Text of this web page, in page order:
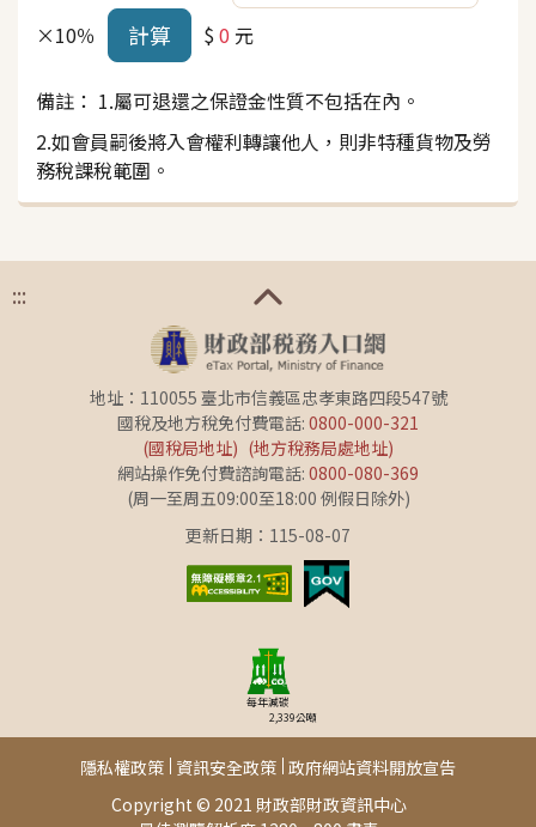
×10％
計算 $0 元
備註： 1.屬可退還之保證金性質不包括在內。
2.如會員嗣後將入會權利轉讓他人，則非特種貨物及勞
務稅課稅範圍。
:::
地址：110055 臺北市信義區忠孝東路四段547號
國稅及地方稅免付費電話: 0800-000-321
(國稅局地址) (地方稅務局處地址)
網站操作免付費諮詢電話: 0800-080-369
(周一至周五09:00至18:00 例假日除外)
更新日期：115-08-07
每年減碳
2,339公噸
Copyright © 2021 財政部財政資訊中心
隱私權政策 資訊安全政策 政府網站資料開放宣告